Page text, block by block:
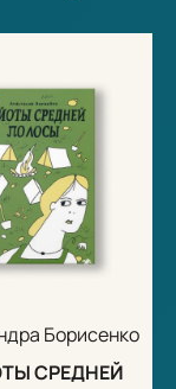
узнал, —
план
Борисенко
СРЕДНЕЙ